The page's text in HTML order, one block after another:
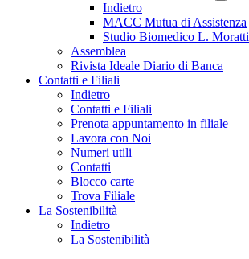
Indietro
MACC Mutua di Assistenza
Studio Biomedico L. Moratti
Assemblea
Rivista Ideale Diario di Banca
Contatti e Filiali
Indietro
Contatti e Filiali
Prenota appuntamento in filiale
Lavora con Noi
Numeri utili
Contatti
Blocco carte
Trova Filiale
La Sostenibilità
Indietro
La Sostenibilità